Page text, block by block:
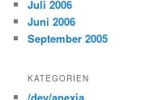
Juli 2006
Juni 2006
September 2005
KATEGORIEN